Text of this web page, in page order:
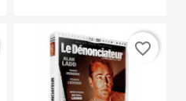
favorite_border